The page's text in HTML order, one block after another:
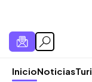
InicioNoticias